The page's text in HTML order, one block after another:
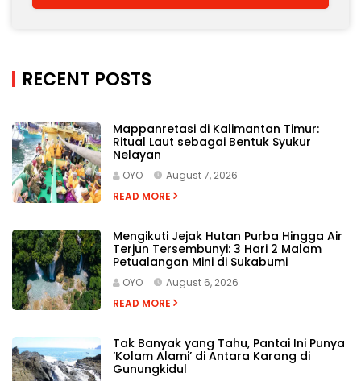
RECENT POSTS
Mappanretasi di Kalimantan Timur:
Ritual Laut sebagai Bentuk Syukur
Nelayan
OYO
August 7, 2026
READ MORE
Mengikuti Jejak Hutan Purba Hingga Air
Terjun Tersembunyi: 3 Hari 2 Malam
Petualangan Mini di Sukabumi
OYO
August 6, 2026
READ MORE
Tak Banyak yang Tahu, Pantai Ini Punya
‘Kolam Alami’ di Antara Karang di
Gunungkidul